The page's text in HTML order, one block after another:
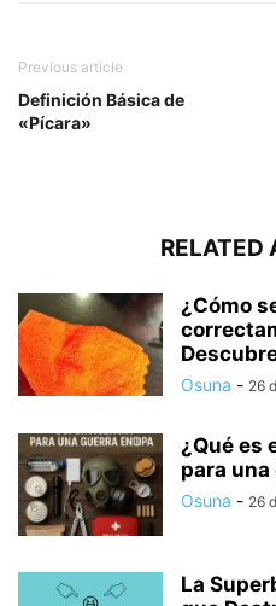
Previous article
Definición Básica de
«Pícara»
RELATED
¿Cómo
Osuna - 26
¿Qué es
para una
Osuna - 26
La